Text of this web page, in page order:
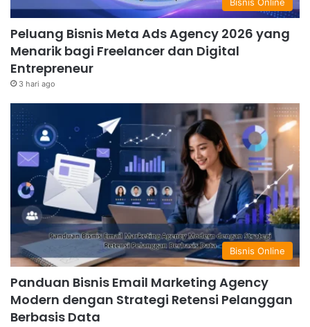
Bisnis Online
Peluang Bisnis Meta Ads Agency 2026 yang
Menarik bagi Freelancer dan Digital
Entrepreneur
3 hari ago
Bisnis Online
Panduan Bisnis Email Marketing Agency
Modern dengan Strategi Retensi Pelanggan
Berbasis Data